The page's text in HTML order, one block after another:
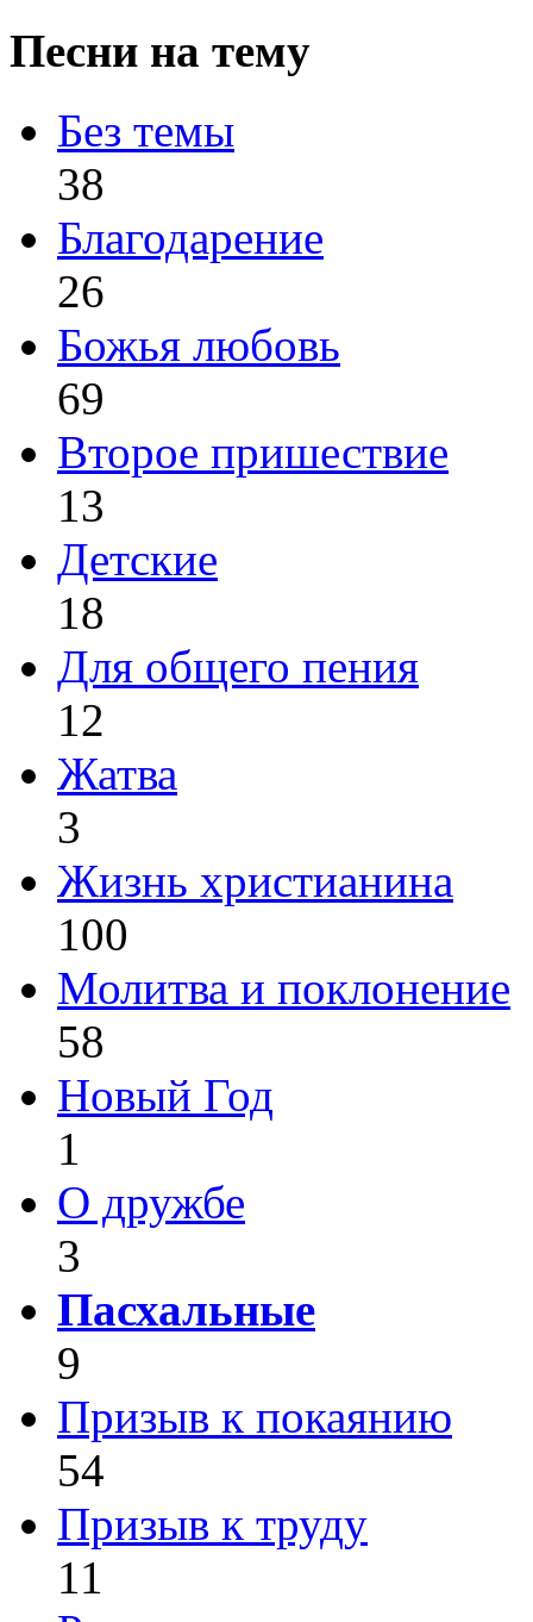
Песни на тему
Без темы
38
Благодарение
26
Божья любовь
69
Второе пришествие
13
Детские
18
Для общего пения
12
Жатва
3
Жизнь христианина
100
Молитва и поклонение
58
Новый Год
1
О дружбе
3
Пасхальные
9
Призыв к покаянию
54
Призыв к труду
11